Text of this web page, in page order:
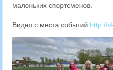
маленьких спортсменов.
Видео с места событий:http://